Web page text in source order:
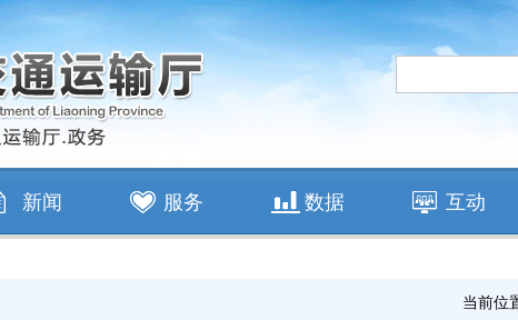
新闻 服务 数据 互动
当前位